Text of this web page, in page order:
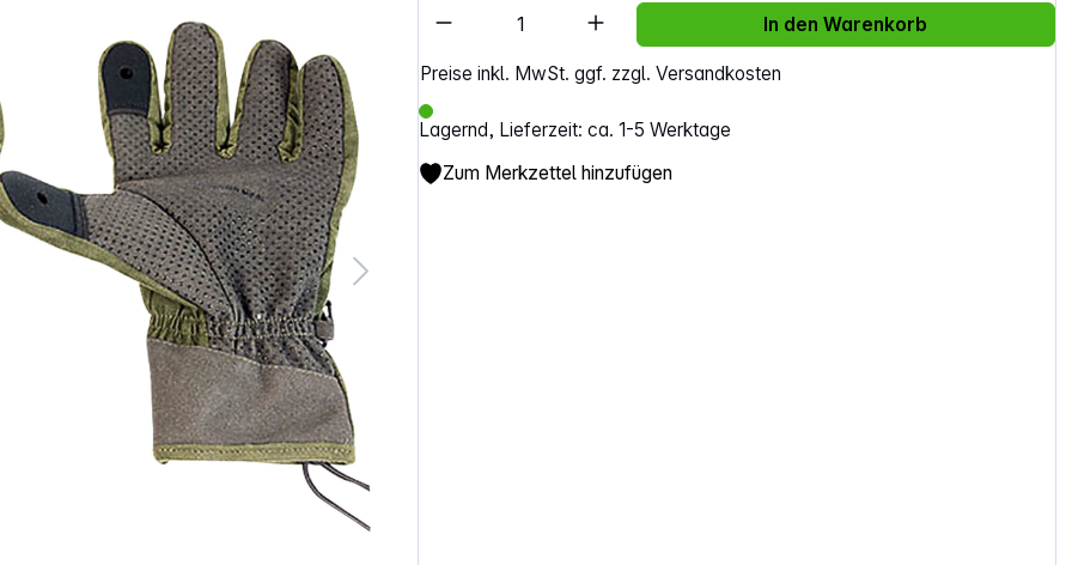
Preise inkl. MwSt. ggf. zzgl. Versandkosten
Lagernd, Lieferzeit: ca. 1-5 Werktage
Artikel Anzahl: Gib den gewünschten Wert ein
In den Warenkorb
Zum Merkzettel hinzufügen